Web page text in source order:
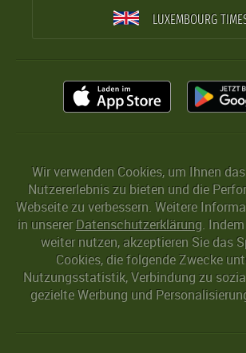
LUXEMBOURG
Wir verwenden Cookies, um Ihnen
Nutzererlebnis zu bieten und die
Webseite zu verbessern. Weitere
in unserer Datenschutzerklärung.
weiter nutzen, akzeptieren Sie das
Cookies, die folgende Zwecke
Nutzungsstatistik, Verbindung zu
gezielte Werbung und